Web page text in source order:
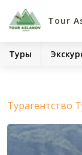
Tour
Туры
Турагентство